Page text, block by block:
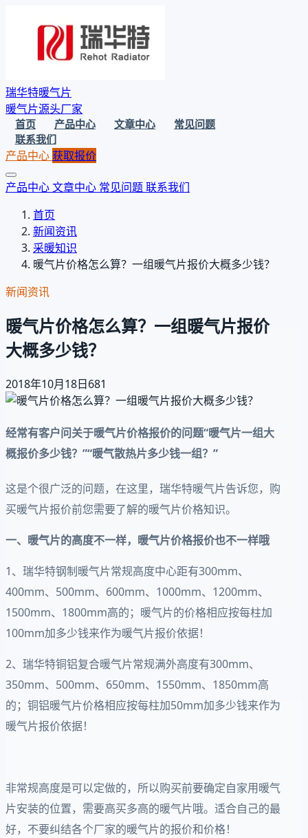
瑞华特暖气片
暖气片源头厂家
首页 产品中心 文章中心
常见问题
联系我们
产品中心获取报价
产品中心文章中心 常见问题联系我们
首页
新闻资讯
采暖知识
暖气片价格怎么算？一组暖气片报价大概多少钱？
新闻资讯
暖气片价格怎么算？一组暖气片报价
大概多少钱？
2018年10月18日681
经常有客户问关于暖气片价格报价的问题“暖气片一组大
概报价多少钱？”“暖气散热片多少钱一组？”
这是个很广泛的问题，在这里，瑞华特暖气片告诉您，购
买暖气片报价前您需要了解的暖气片价格知识。
一、暖气片的高度不一样，暖气片价格报价也不一样哦
1、瑞华特钢制暖气片常规高度中心距有300mm、
400mm、500mm、600mm、1000mm、1200mm、
1500mm、1800mm高的；暖气片的价格相应按每柱加
100mm加多少钱来作为暖气片报价依据！
2、瑞华特铜铝复合暖气片常规满外高度有300mm、
350mm、500mm、650mm、1550mm、1850mm高
的；铜铝暖气片价格相应按每柱加50mm加多少钱来作为
暖气片报价依据！
非常规高度是可以定做的，所以购买前要确定自家用暖气
片安装的位置，需要高买多高的暖气片哦。适合自己的最
好，不要纠结各个厂家的暖气片的报价和价格！